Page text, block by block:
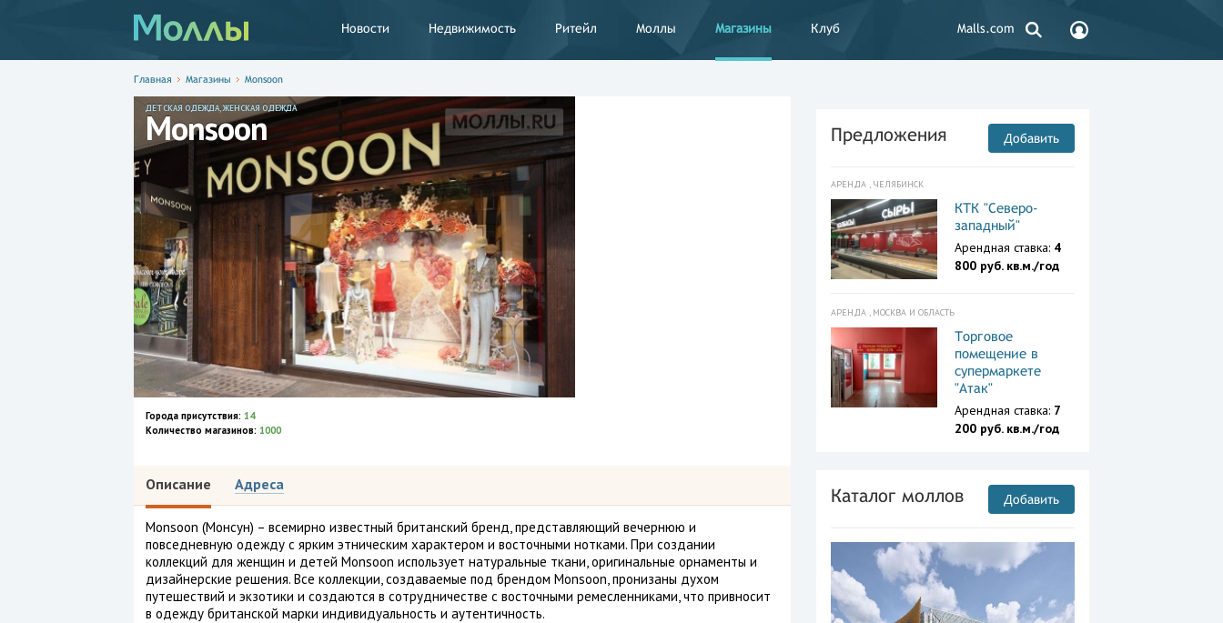
Новости Недвижимость Ритейл Моллы Магазины Клуб Malls.com
Главная Магазины Monsoon
ДЕТСКАЯ ОДЕЖДА, ЖЕНСКАЯ ОДЕЖДА
Monsoon
Города присутствия: 14
Количество магазинов: 1000
Описание Адреса
Monsoon (Монсун) – всемирно известный британский бренд, представляющий вечернюю и
повседневную одежду с ярким этническим характером и восточными нотками. При создании
коллекций для женщин и детей Monsoon использует натуральные ткани, оригинальные орнаменты и
дизайнерские решения. Все коллекции, создаваемые под брендом Monsoon, пронизаны духом
путешествий и экзотики и создаются в сотрудничестве с восточными ремесленниками, что привносит
в одежду британской марки индивидуальность и аутентичность.
Предложения Добавить
АРЕНДА , ЧЕЛЯБИНСК
КТК "Северо-
западный"
Арендная ставка: 4
800 руб. кв.м./год
АРЕНДА , МОСКВА И ОБЛАСТЬ
Торговое
помещение в
супермаркете
"Атак"
Арендная ставка: 7
200 руб. кв.м./год
Каталог моллов Добавить